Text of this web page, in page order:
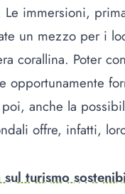
immersioni,
un mezzo per i
corallina. Poter
opportunamente
anche la
offre, infatti,
turismo